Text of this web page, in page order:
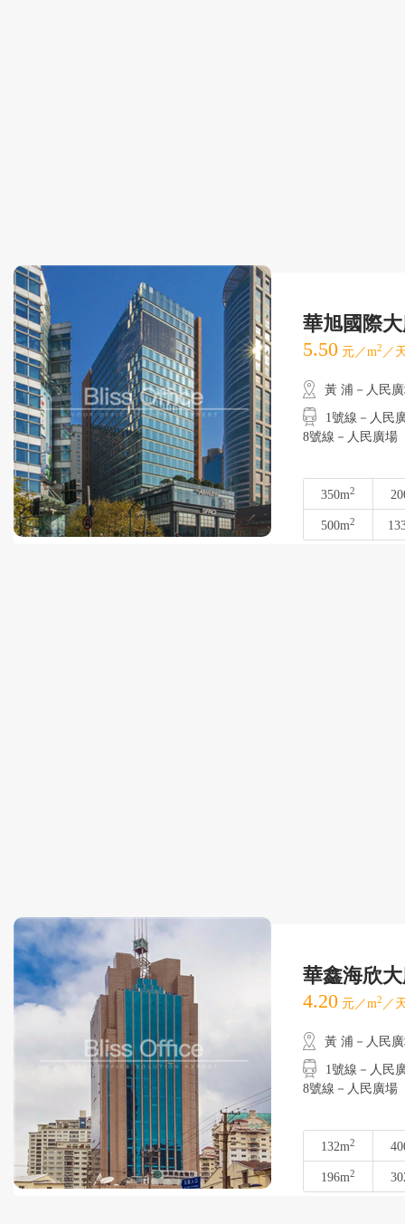
華旭國際
5.50 元／m2 ／
黃 浦－人民
1號線－人民廣
8號線－人民廣場
350m2
500m2
華鑫海欣
4.20 元／m2 ／
黃 浦－人民
1號線－人民廣
8號線－人民廣場
132m2
196m2